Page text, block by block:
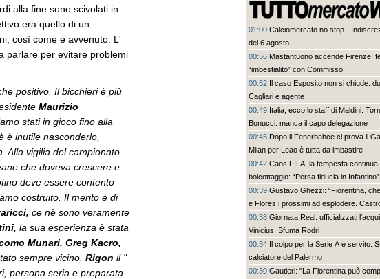
alla fine sono scivolati in
era quello di un
così come è avvenuto. L'
parlare per evitare problemi
positivo. Il bicchieri è più
Maurizio
stati in gioco fino alla
è inutile nasconderlo,
Alla vigilia del campionato
che doveva crescere e
deve essere contento
costruito. Il merito è di
ce nè sono veramente
la sua esperienza è stata
Munari, Greg Kacro,
sempre vicino. Rigon il "
persona seria e preparata.
01:00 Calciomercato no stop -
del 6 agosto
00:56 Mastantuono accende Firenze:
“imbestialito” con Commisso
00:52 Il caso Esposito non si chiude:
Cagliari e agente
00:49 Italia, ecco lo staff di Maldini.
Bonucci: manca il capo delegazione
00:45 Dopo il Fenerbahce ci prova il
Milan per Leao è tutta da imbastire
00:42 Caos FIFA, la tempesta
boicottaggio: “Persa fiducia in Infantino”
00:39 Gustavo Ghezzi: “Fiorentina,
e Flores i prossimi ad esplodere.
un bel colpo”
00:38 Giornata Real: ufficializzati
Vinicius. Sfuma Rodri
00:34 Il colpo per la Serie A è servito:
calciatore del Palermo
00:30 Gautieri: "La Fiorentina può